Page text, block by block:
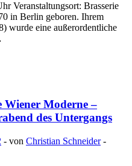
Veranstaltungsort: Brasserie
in Berlin geboren. Ihrem
wurde eine außerordentliche
Wiener Moderne –
des Untergangs
- von Christian Schneider-